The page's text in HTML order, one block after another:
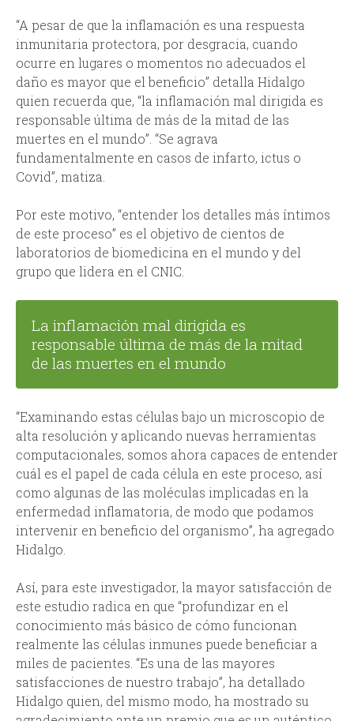
“A pesar de que la inflamación es una respuesta
inmunitaria protectora, por desgracia, cuando
ocurre en lugares o momentos no adecuados el
daño es mayor que el beneficio” detalla Hidalgo
quien recuerda que, “la inflamación mal dirigida es
responsable última de más de la mitad de las
muertes en el mundo”. “Se agrava
fundamentalmente en casos de infarto, ictus o
Covid”, matiza.
Por este motivo, “entender los detalles más íntimos
de este proceso” es el objetivo de cientos de
laboratorios de biomedicina en el mundo y del
grupo que lidera en el CNIC.
La inflamación mal dirigida es
responsable última de más de la mitad
de las muertes en el mundo
“Examinando estas células bajo un microscopio de
alta resolución y aplicando nuevas herramientas
computacionales, somos ahora capaces de entender
cuál es el papel de cada célula en este proceso, así
como algunas de las moléculas implicadas en la
enfermedad inflamatoria, de modo que podamos
intervenir en beneficio del organismo”, ha agregado
Hidalgo.
Así, para este investigador, la mayor satisfacción de
este estudio radica en que “profundizar en el
conocimiento más básico de cómo funcionan
realmente las células inmunes puede beneficiar a
miles de pacientes. “Es una de las mayores
satisfacciones de nuestro trabajo”, ha detallado
Hidalgo quien, del mismo modo, ha mostrado su